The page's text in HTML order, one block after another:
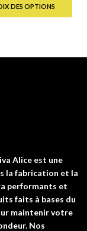
DES OPTIONS
a
du
Alice est une
la fabrication et la
performants et
faits à bases du
maintenir votre
Nos